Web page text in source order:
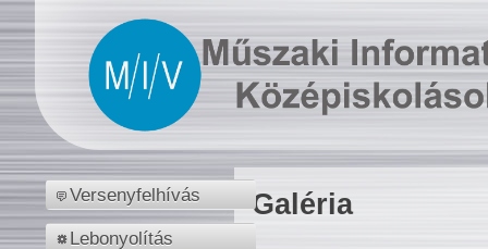
Versenyfelhívás
Lebonyolítás
Galéria